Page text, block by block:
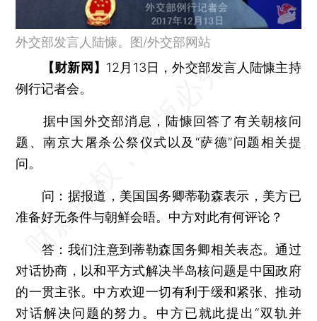
外交部发言人陆慷。图/外交部网站
【财新网】 12月13日，外交部发言人陆慷主持
例行记者会。
据中国外交部消息，陆慷回答了有关朝核问
题、南京大屠杀公祭仪式以及“萨德”问题相关提
问。
问：据报道，美国国务卿蒂勒森表示，美方已
准备好无条件与朝鲜会晤。中方对此有何评论？
答： 我们注意到蒂勒森国务卿相关表态。通过
对话协商，以和平方式解决半岛核问题是中国政府
的一贯主张。中方欢迎一切有利于缓和紧张、推动
对话解决问题的努力。中方已就此提出“双轨并